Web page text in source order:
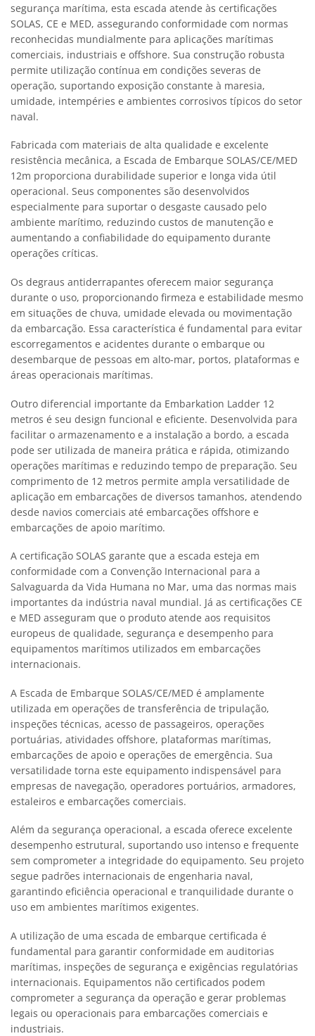
segurança marítima, esta escada atende às certificações
SOLAS, CE e MED, assegurando conformidade com normas
reconhecidas mundialmente para aplicações marítimas
comerciais, industriais e offshore. Sua construção robusta
permite utilização contínua em condições severas de
operação, suportando exposição constante à maresia,
umidade, intempéries e ambientes corrosivos típicos do setor
naval.
Fabricada com materiais de alta qualidade e excelente
resistência mecânica, a Escada de Embarque SOLAS/CE/MED
12m proporciona durabilidade superior e longa vida útil
operacional. Seus componentes são desenvolvidos
especialmente para suportar o desgaste causado pelo
ambiente marítimo, reduzindo custos de manutenção e
aumentando a confiabilidade do equipamento durante
operações críticas.
Os degraus antiderrapantes oferecem maior segurança
durante o uso, proporcionando firmeza e estabilidade mesmo
em situações de chuva, umidade elevada ou movimentação
da embarcação. Essa característica é fundamental para evitar
escorregamentos e acidentes durante o embarque ou
desembarque de pessoas em alto-mar, portos, plataformas e
áreas operacionais marítimas.
Outro diferencial importante da Embarkation Ladder 12
metros é seu design funcional e eficiente. Desenvolvida para
facilitar o armazenamento e a instalação a bordo, a escada
pode ser utilizada de maneira prática e rápida, otimizando
operações marítimas e reduzindo tempo de preparação. Seu
comprimento de 12 metros permite ampla versatilidade de
aplicação em embarcações de diversos tamanhos, atendendo
desde navios comerciais até embarcações offshore e
embarcações de apoio marítimo.
A certificação SOLAS garante que a escada esteja em
conformidade com a Convenção Internacional para a
Salvaguarda da Vida Humana no Mar, uma das normas mais
importantes da indústria naval mundial. Já as certificações CE
e MED asseguram que o produto atende aos requisitos
europeus de qualidade, segurança e desempenho para
equipamentos marítimos utilizados em embarcações
internacionais.
A Escada de Embarque SOLAS/CE/MED é amplamente
utilizada em operações de transferência de tripulação,
inspeções técnicas, acesso de passageiros, operações
portuárias, atividades offshore, plataformas marítimas,
embarcações de apoio e operações de emergência. Sua
versatilidade torna este equipamento indispensável para
empresas de navegação, operadores portuários, armadores,
estaleiros e embarcações comerciais.
Além da segurança operacional, a escada oferece excelente
desempenho estrutural, suportando uso intenso e frequente
sem comprometer a integridade do equipamento. Seu projeto
segue padrões internacionais de engenharia naval,
garantindo eficiência operacional e tranquilidade durante o
uso em ambientes marítimos exigentes.
A utilização de uma escada de embarque certificada é
fundamental para garantir conformidade em auditorias
marítimas, inspeções de segurança e exigências regulatórias
internacionais. Equipamentos não certificados podem
comprometer a segurança da operação e gerar problemas
legais ou operacionais para embarcações comerciais e
industriais.